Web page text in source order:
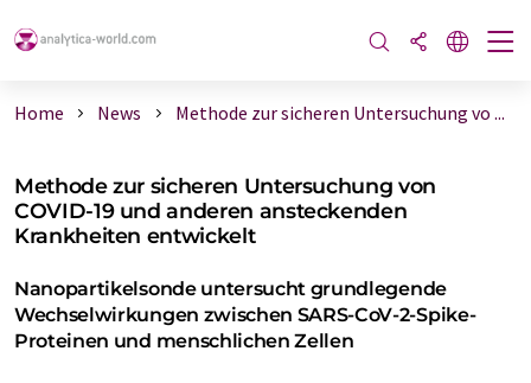
Home News Methode zur sicheren Untersuchung vo ...
Methode zur sicheren Untersuchung von
COVID-19 und anderen ansteckenden
Krankheiten entwickelt
Nanopartikelsonde untersucht grundlegende
Wechselwirkungen zwischen SARS-CoV-2-Spike-
Proteinen und menschlichen Zellen